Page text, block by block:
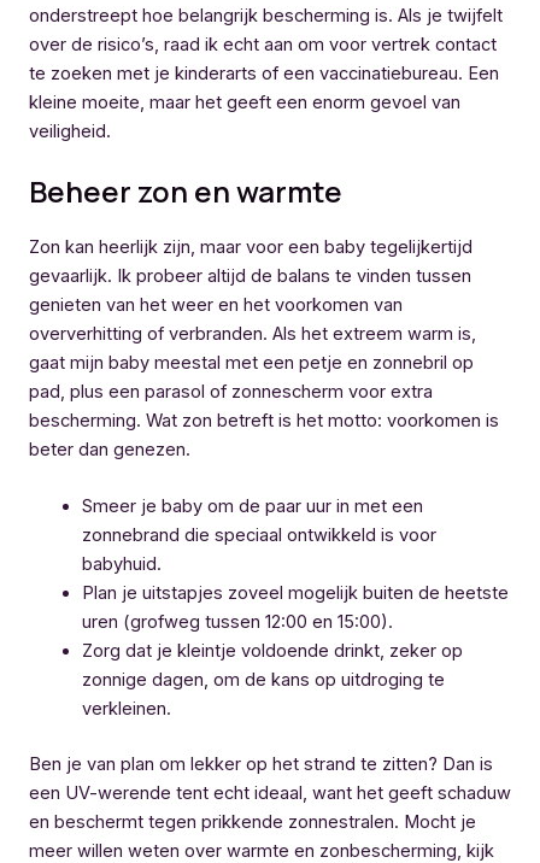
onderstreept hoe belangrijk bescherming is. Als je twijfelt
over de risico’s, raad ik echt aan om voor vertrek contact
te zoeken met je kinderarts of een vaccinatiebureau. Een
kleine moeite, maar het geeft een enorm gevoel van
veiligheid.
Beheer zon en warmte
Zon kan heerlijk zijn, maar voor een baby tegelijkertijd
gevaarlijk. Ik probeer altijd de balans te vinden tussen
genieten van het weer en het voorkomen van
oververhitting of verbranden. Als het extreem warm is,
gaat mijn baby meestal met een petje en zonnebril op
pad, plus een parasol of zonnescherm voor extra
bescherming. Wat zon betreft is het motto: voorkomen is
beter dan genezen.
Smeer je baby om de paar uur in met een
zonnebrand die speciaal ontwikkeld is voor
babyhuid.
Plan je uitstapjes zoveel mogelijk buiten de heetste
uren (grofweg tussen 12:00 en 15:00).
Zorg dat je kleintje voldoende drinkt, zeker op
zonnige dagen, om de kans op uitdroging te
verkleinen.
Ben je van plan om lekker op het strand te zitten? Dan is
een UV-werende tent echt ideaal, want het geeft schaduw
en beschermt tegen prikkende zonnestralen. Mocht je
meer willen weten over warmte en zonbescherming, kijk